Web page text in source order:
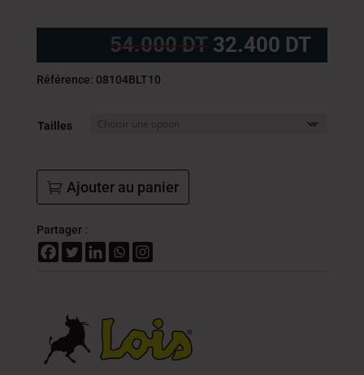
54.000DT Le
prix
32.400 DTLe
prix
Référence: 08104BLT10
Tailles
Ajouter au panier
Partager :